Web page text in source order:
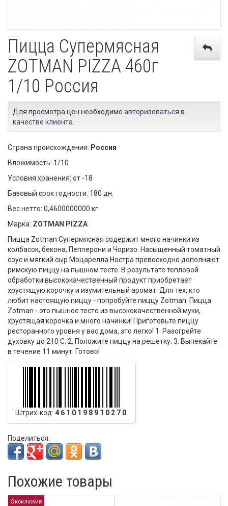
Пицца Супермясная
ZOTMAN PIZZA 460г
1/10 Россия
Для просмотра цен необходимо авторизоваться в
качестве клиента
Страна происхождения: Россия
Вложимость: 1/10
Условия хранения: от -18
Базовый срок годности: 180 дн.
Вес нетто: 0,4600000000 кг.
Марка: ZOTMAN PIZZA
Пицца Zotman Супермясная содержит много начинки из
колбасок, бекона, Пепперони и Чоризо. Насыщенный томатный
соус и мягкий сыр Моцарелла Ностра превосходно дополняют
римскую пиццу на пышном тесте. В результате тепловой
обработки высококачественный продукт приобретает
хрустящую корочку и изумительный аромат. Для тех, кто
любит настоящую пиццу - попробуйте пиццу Zotman. Пицца
Zotman - это пышное тесто из высококачественной муки,
хрустящая корочка и много начинки! Приготовьте пиццу
ресторанного уровня у вас дома, это легко! 1. Разогрейте
духовку до 210 С. 2. Положите пиццу на решетку. 3. Выпекайте
в течение 11 минут. Готово!
Штрих-код: 4610198910270
Поделиться:
Похожие товары
Эксклюзив